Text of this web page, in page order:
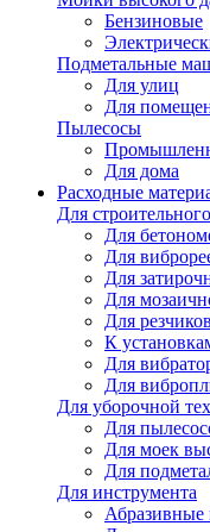
Бензиновые
Подметальные
Для улиц
Для
Пылесосы
Для дома
Расходные
Для
Для
Для
Для
Для
Для резчиков
К
Для
Для
Для уборочной
Для
Для моек
Для
Для инструмента
Абразивные